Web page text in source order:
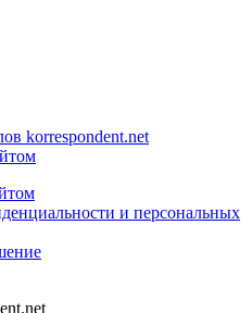
korrespondent.net
и персональных